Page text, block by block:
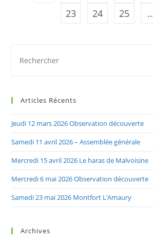
23
24 25
Articles Récents
Jeudi 12 mars 2026 Observation découverte
Samedi 11 avril 2026 – Assemblée générale
Mercredi 15 avril 2026 Le haras de Malvoisine
Mercredi 6 mai 2026 Observation découverte
Samedi 23 mai 2026 Montfort L’Amaury
Archives